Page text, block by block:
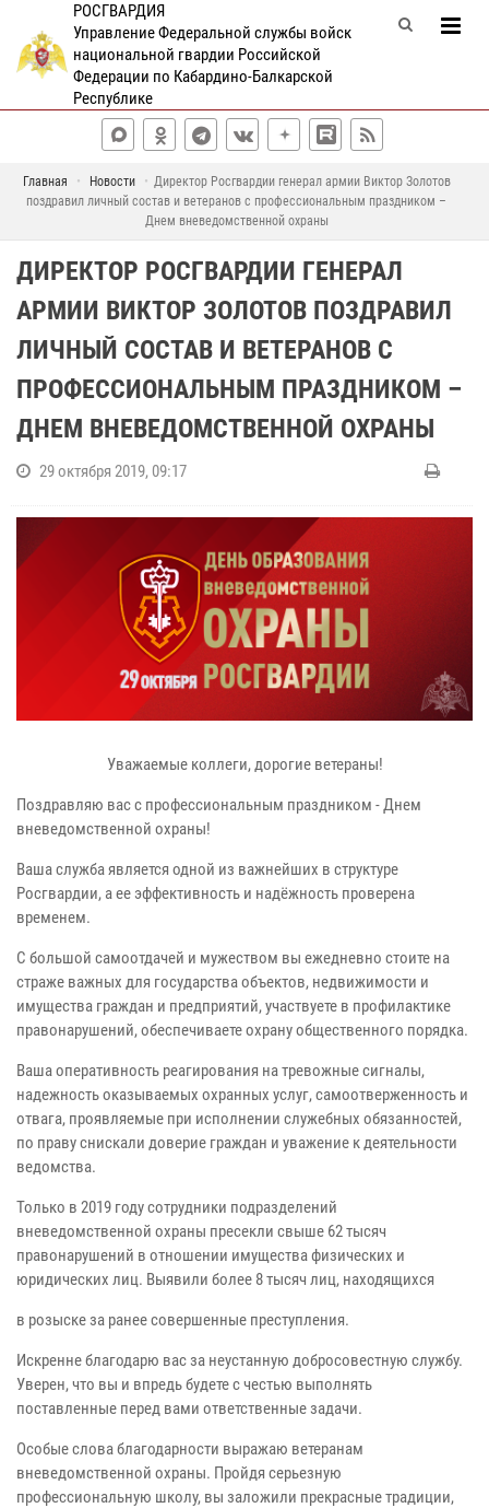
РОСГВАРДИЯ
Управление Федеральной службы войск
национальной гвардии Российской
Федерации по Кабардино-Балкарской
Республике
Главная Новости
Директор Росгвардии генерал армии Виктор Золотов
поздравил личный состав и ветеранов с профессиональным праздником –
Днем вневедомственной охраны
ДИРЕКТОР РОСГВАРДИИ ГЕНЕРАЛ
АРМИИ ВИКТОР ЗОЛОТОВ ПОЗДРАВИЛ
ЛИЧНЫЙ СОСТАВ И ВЕТЕРАНОВ С
ПРОФЕССИОНАЛЬНЫМ ПРАЗДНИКОМ –
ДНЕМ ВНЕВЕДОМСТВЕННОЙ ОХРАНЫ
29 октября 2019, 09:17
Уважаемые коллеги, дорогие ветераны!
Поздравляю вас с профессиональным праздником - Днем
вневедомственной охраны!
Ваша служба является одной из важнейших в структуре
Росгвардии, а ее эффективность и надёжность проверена
временем.
С большой самоотдачей и мужеством вы ежедневно стоите на
страже важных для государства объектов, недвижимости и
имущества граждан и предприятий, участвуете в профилактике
правонарушений, обеспечиваете охрану общественного порядка.
Ваша оперативность реагирования на тревожные сигналы,
надежность оказываемых охранных услуг, самоотверженность и
отвага, проявляемые при исполнении служебных обязанностей,
по праву снискали доверие граждан и уважение к деятельности
ведомства.
Только в 2019 году сотрудники подразделений
вневедомственной охраны пресекли свыше 62 тысяч
правонарушений в отношении имущества физических и
юридических лиц. Выявили более 8 тысяч лиц, находящихся
в розыске за ранее совершенные преступления.
Искренне благодарю вас за неустанную добросовестную службу.
Уверен, что вы и впредь будете с честью выполнять
поставленные перед вами ответственные задачи.
Особые слова благодарности выражаю ветеранам
вневедомственной охраны. Пройдя серьезную
профессиональную школу, вы заложили прекрасные традиции,